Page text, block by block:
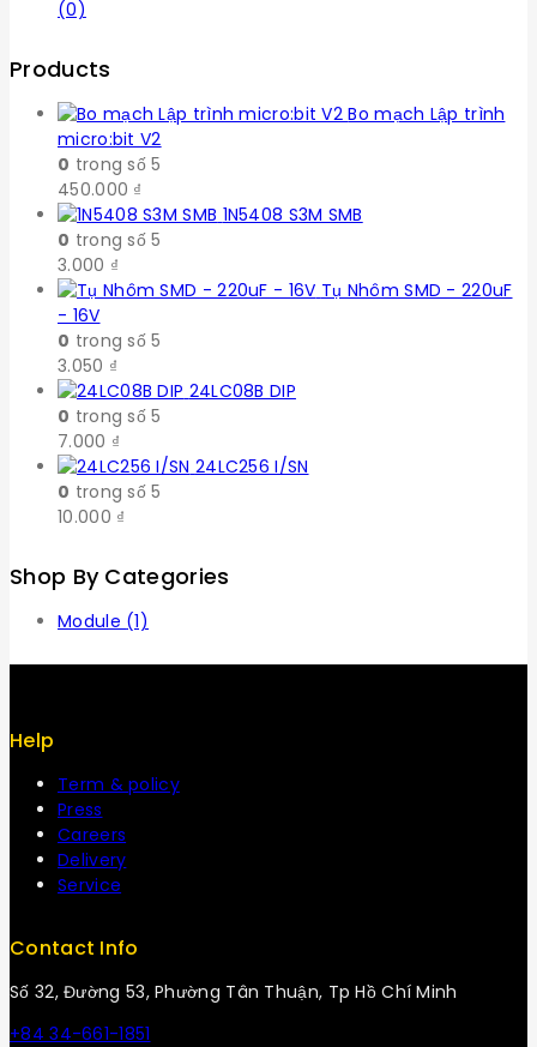
(0)
Products
Bo mạch Lập trình
micro:bit V2
0 trong số 5
450.000 ₫
1N5408 S3M SMB
0 trong số 5
3.000 ₫
Tụ Nhôm SMD - 220uF
- 16V
0 trong số 5
3.050 ₫
24LC08B DIP
0 trong số 5
7.000 ₫
24LC256 I/SN
0 trong số 5
10.000 ₫
Shop By Categories
Module (1)
Help
Term & policy
Press
Careers
Delivery
Service
Contact Info
Số 32, Đường 53, Phường Tân Thuận, Tp Hồ Chí Minh
+84 34-661-1851